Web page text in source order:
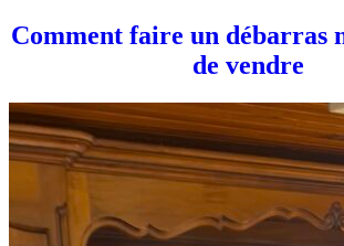
Comment faire un débarras
de vendre